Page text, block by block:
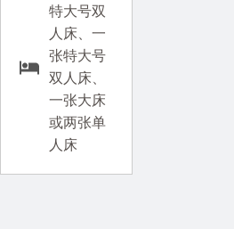
特大号双
人床、一
张特大号
双人床、
一张大床
或两张单
人床